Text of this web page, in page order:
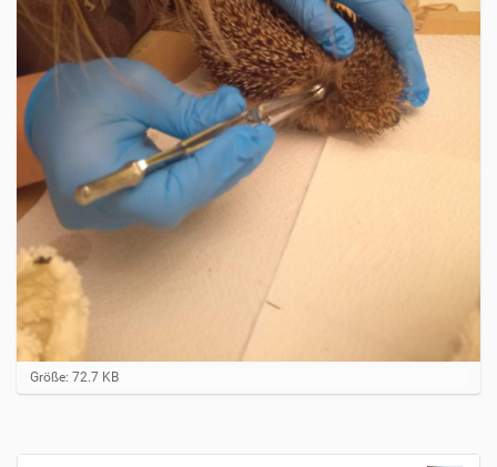
Z
e
e
Größe: 72.7 KB